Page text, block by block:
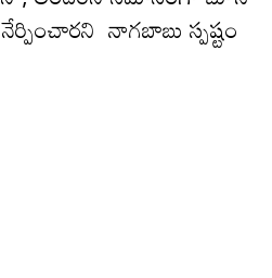
నాగబాబు స్ప‌ష్టం